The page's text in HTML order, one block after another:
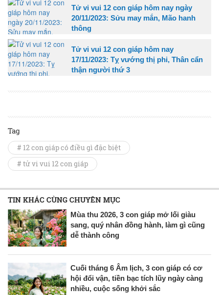
Tử vi vui 12 con giáp hôm nay ngày
20/11/2023: Sửu may mắn, Mão hanh
thông
Tử vi vui 12 con giáp hôm nay
17/11/2023: Tỵ vướng thị phi, Thân cẩn
thận người thứ 3
Tag
# 12 con giáp có điều gì đặc biệt
# tử vi vui 12 con giáp
TIN KHÁC CÙNG CHUYÊN MỤC
Mùa thu 2026, 3 con giáp mở lối giàu
sang, quý nhân đồng hành, làm gì cũng
dễ thành công
Cuối tháng 6 Âm lịch, 3 con giáp có cơ
hội đổi vận, tiền bạc tích lũy ngày càng
nhiều, cuộc sống khởi sắc